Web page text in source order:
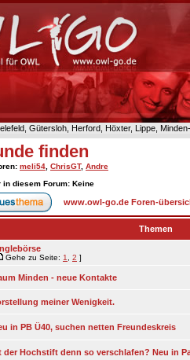
Gütersloh, Herford, Höxter, Lippe,
finden
: meli54 ChrisGT, Andre
in diesem Forum: Keine
www.owl-go.de Foren-
Themen
Gehe zu Seite: 1 2 ]
Minden - neue Kontakte
meiner Wenigkeit.
in PB Ü40, suchen netten Freundeskreis
der Hochstift denn so verschlafen? Neu in